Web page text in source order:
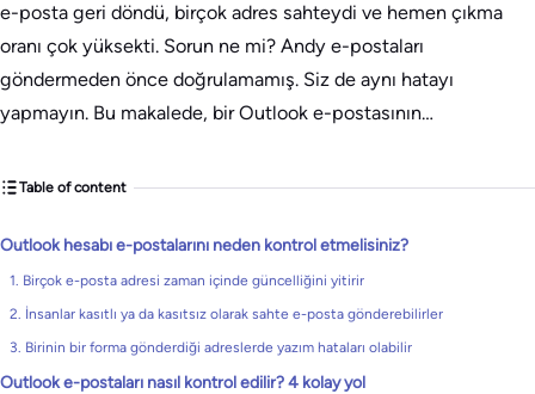
e-posta geri döndü, birçok adres sahteydi ve hemen çıkma
oranı çok yüksekti. Sorun ne mi? Andy e-postaları
göndermeden önce doğrulamamış. Siz de aynı hatayı
yapmayın. Bu makalede, bir Outlook e-postasının…
Table of content
Outlook hesabı e-postalarını neden kontrol etmelisiniz?
1. Birçok e-posta adresi zaman içinde güncelliğini yitirir
2. İnsanlar kasıtlı ya da kasıtsız olarak sahte e-posta gönderebilirler
3. Birinin bir forma gönderdiği adreslerde yazım hataları olabilir
Outlook e-postaları nasıl kontrol edilir? 4 kolay yol